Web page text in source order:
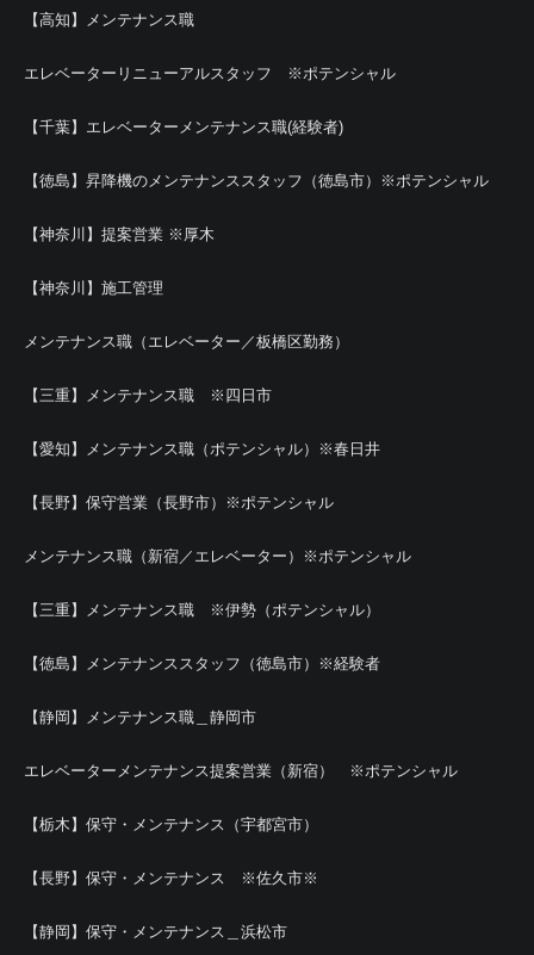
【高知】メンテナンス職
エレベーターリニューアルスタッフ ※ポテンシャル
【千葉】エレベーターメンテナンス職(経験者)
【徳島】昇降機のメンテナンススタッフ（徳島市）※ポテンシャル
【神奈川】提案営業 ※厚木
【神奈川】施工管理
メンテナンス職（エレベーター／板橋区勤務）
【三重】メンテナンス職 ※四日市
【愛知】メンテナンス職（ポテンシャル）※春日井
【長野】保守営業（長野市）※ポテンシャル
メンテナンス職（新宿／エレベーター）※ポテンシャル
【三重】メンテナンス職 ※伊勢（ポテンシャル）
【徳島】メンテナンススタッフ（徳島市）※経験者
【静岡】メンテナンス職＿静岡市
エレベーターメンテナンス提案営業（新宿） ※ポテンシャル
【栃木】保守・メンテナンス（宇都宮市）
【長野】保守・メンテナンス ※佐久市※
【静岡】保守・メンテナンス＿浜松市